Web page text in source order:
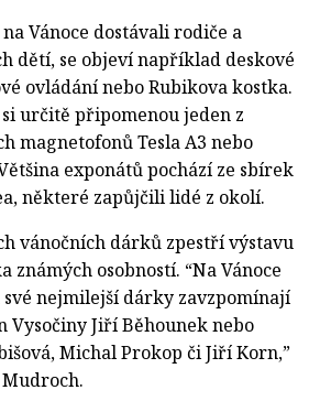
Vánoce dostávali rodiče a
dětí, se objeví například deskové
ovládání nebo Rubikova kostka.
určitě připomenou jeden z
magnetofonů Tesla A3 nebo
exponátů pochází ze sbírek
některé zapůjčili lidé z okolí.
vánočních dárků zpestří výstavu
známých osobností. “Na Vánoce
nejmilejší dárky zavzpomínají
Jiří Běhounek nebo
Michal Prokop či Jiří Korn,”